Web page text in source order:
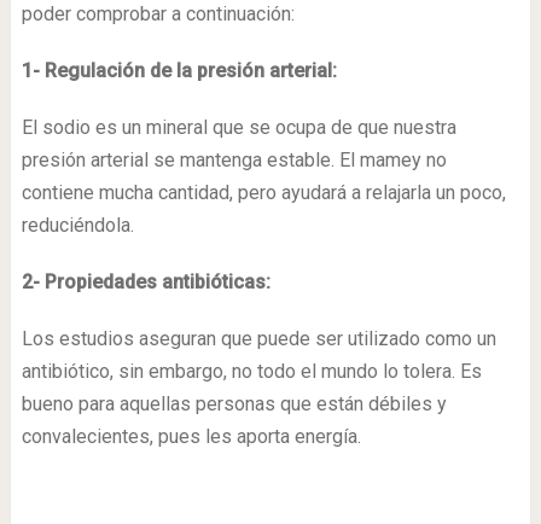
poder comprobar a continuación:
1- Regulación de la presión arterial:
El sodio es un mineral que se ocupa de que nuestra
presión arterial se mantenga estable. El mamey no
contiene mucha cantidad, pero ayudará a relajarla un poco,
reduciéndola.
2- Propiedades antibióticas:
Los estudios aseguran que puede ser utilizado como un
antibiótico, sin embargo, no todo el mundo lo tolera. Es
bueno para aquellas personas que están débiles y
convalecientes, pues les aporta energía.